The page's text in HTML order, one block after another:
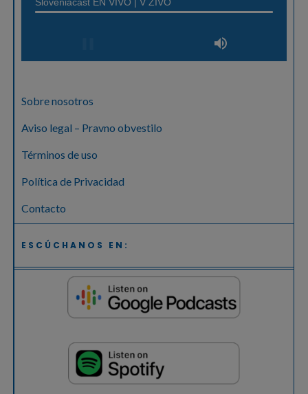
Sobre nosotros
Aviso legal – Pravno obvestilo
Términos de uso
Política de Privacidad
Contacto
ESCÚCHANOS EN: